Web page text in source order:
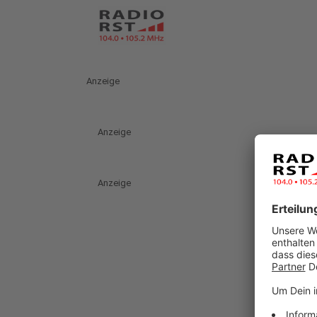
Anzeige
Anzeige
Anzeige